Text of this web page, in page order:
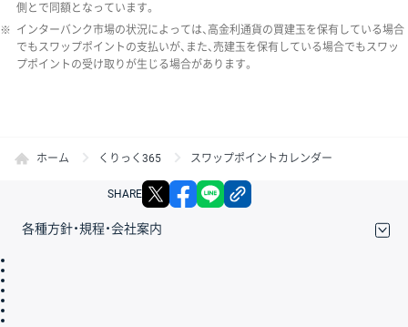
側とで同額となっています。
※ インターバンク市場の状況によっては、高金利通貨の買建玉を保有している場合
でもスワップポイントの支払いが、また、売建玉を保有している場合でもスワッ
プポイントの受け取りが生じる場合があります。
ホーム くりっく365 スワップポイントカレンダー
SHARE X facebook
各種方針・規程・会社案内